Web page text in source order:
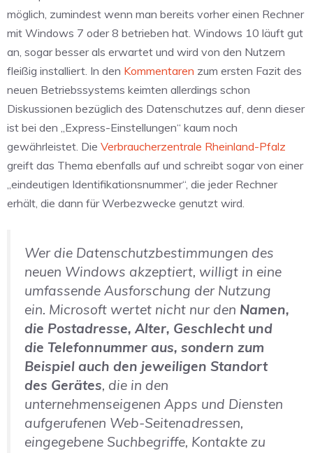
möglich, zumindest wenn man bereits vorher einen Rechner
mit Windows 7 oder 8 betrieben hat. Windows 10 läuft gut
an, sogar besser als erwartet und wird von den Nutzern
fleißig installiert. In den Kommentaren zum ersten Fazit des
neuen Betriebssystems keimten allerdings schon
Diskussionen bezüglich des Datenschutzes auf, denn dieser
ist bei den „Express-Einstellungen“ kaum noch
gewährleistet. Die Verbraucherzentrale Rheinland-Pfalz
greift das Thema ebenfalls auf und schreibt sogar von einer
„eindeutigen Identifikationsnummer“, die jeder Rechner
erhält, die dann für Werbezwecke genutzt wird.
Wer die Datenschutzbestimmungen des
neuen Windows akzeptiert, willigt in eine
umfassende Ausforschung der Nutzung
ein. Microsoft wertet nicht nur den Namen,
die Postadresse, Alter, Geschlecht und
die Telefonnummer aus, sondern zum
Beispiel auch den jeweiligen Standort
des Gerätes, die in den
unternehmenseigenen Apps und Diensten
aufgerufenen Web-Seitenadressen,
eingegebene Suchbegriffe, Kontakte zu